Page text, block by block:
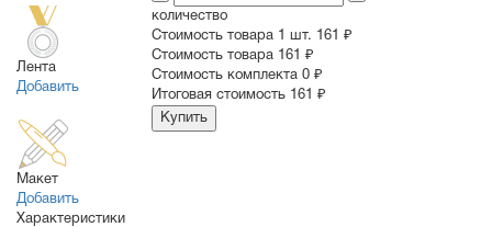
Лента
Добавить
Макет
Добавить
количество
Стоимость товара 1 шт. 161 ₽
Cтоимость товара 161 ₽
Стоимость комплекта 0 ₽
Итоговая стоимость 161 ₽
Купить
Характеристики